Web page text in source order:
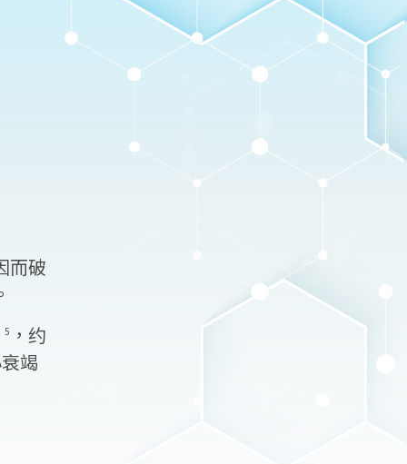
而破
5 ，约
竭